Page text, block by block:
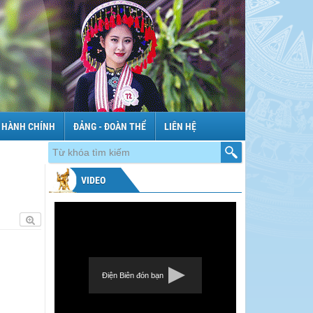
CHÍNH ĐẢNG - ĐOÀN THỂ LIÊN HỆ
VIDEO
Điện Biên đón bạn